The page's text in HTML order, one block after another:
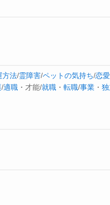
方法/霊障害/ペットの気持ち/恋
/適職 ・才能/就職 ・ 転職/事業 ・